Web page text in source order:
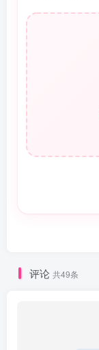
评论 共49条